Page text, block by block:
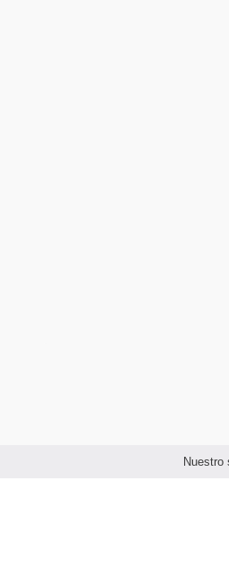
Nuestro